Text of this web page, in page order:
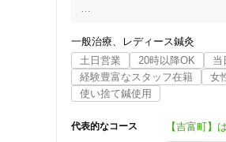
吉富町・・・出張料　500円
その他・・・出張料　1000円
各コースにはすでに上記の出
平成元年に免許を取得し、経
＊中国で東医・西医の免許を
＊「臨床経穴図解」など多数
一般治療
レディース鍼灸
土日営業
20時以降OK 当
経験豊富なスタッフ在籍
女
使い捨て鍼使用
代表的なコース 【吉富町